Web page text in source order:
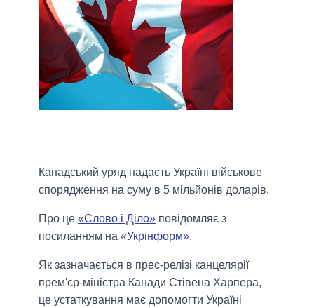
Канадський уряд надасть Україні військове
спорядження на суму в 5 мільйонів доларів.
Про це «Слово і Діло» повідомляє з
посиланням на «Укрінформ».
Як зазначається в прес-релізі канцелярії
прем'єр-міністра Канади Стівена Харпера,
це устаткування має допомогти Україні